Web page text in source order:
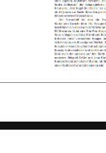
KI-Zeitalter